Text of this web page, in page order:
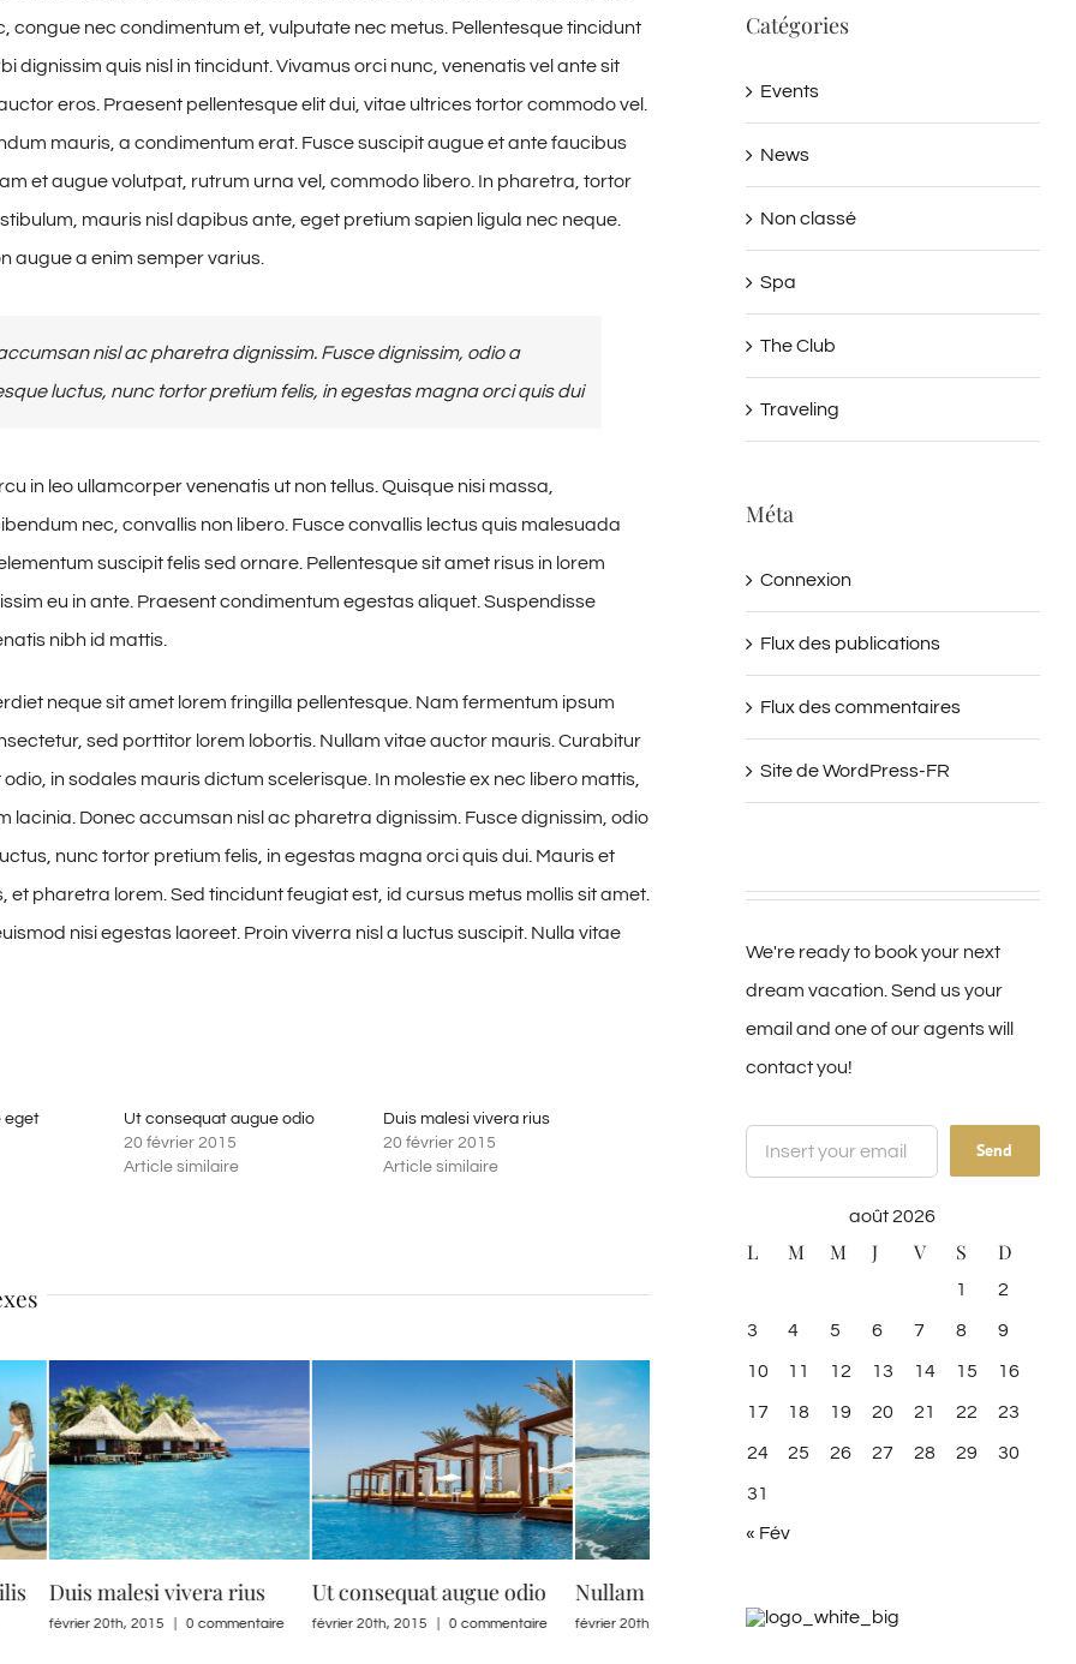
congue nec condimentum et, vulputate nec metus. Pellentesque tincidunt
dignissim quis nisl in tincidunt. Vivamus orci nunc, venenatis vel ante sit
eros. Praesent pellentesque elit dui, vitae ultrices tortor commodo vel.
mauris, a condimentum erat. Fusce suscipit augue et ante faucibus
et augue volutpat, rutrum urna vel, commodo libero. In pharetra, tortor
mauris nisl dapibus ante, eget pretium sapien ligula nec neque.
augue a enim semper varius.
nisl ac pharetra dignissim. Fusce dignissim, odio a
luctus, nunc tortor pretium felis, in egestas magna orci quis dui
in leo ullamcorper venenatis ut non tellus. Quisque nisi massa,
nec, convallis non libero. Fusce convallis lectus quis malesuada
suscipit felis sed ornare. Pellentesque sit amet risus in lorem
eu in ante. Praesent condimentum egestas aliquet. Suspendisse
nibh id mattis.
neque sit amet lorem fringilla pellentesque. Nam fermentum ipsum
sed porttitor lorem lobortis. Nullam vitae auctor mauris. Curabitur
in sodales mauris dictum scelerisque. In molestie ex nec libero mattis,
lacinia. Donec accumsan nisl ac pharetra dignissim. Fusce dignissim, odio
nunc tortor pretium felis, in egestas magna orci quis dui. Mauris et
et pharetra lorem. Sed tincidunt feugiat est, id cursus metus mollis sit amet.
nisi egestas laoreet. Proin viverra nisl a luctus suscipit. Nulla vitae
eget
Ut consequat augue odio
20 février 2015
Article similaire
Duis malesi vivera rius
20 février 2015
Article similaire
rius
0 commentaire
Ut consequat augue odio
février 20th, 2015 | 0 commentaire
Nullam non augue eget
février 20th, 2015 | 0 commentaire mai 21st, 2015 | 0 commentaire
Catégories
Events
News
Non classé
Spa
The Club
Traveling
Méta
Connexion
Flux des publications
Flux des commentaires
Site de WordPress-FR
We're ready to book your next
dream vacation. Send us your
email and one of our agents will
contact you!
août 2026
L M M J V S D
1 2
3 4 5 6 7 8 9
10 11 12 13 14 15 16
17 18 19 20 21 22 23
24 25 26 27 28 29 30
31
« Fév